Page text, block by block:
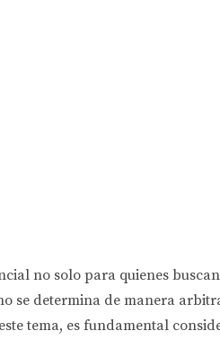
no solo para quienes
se determina de manera
tema, es fundamental